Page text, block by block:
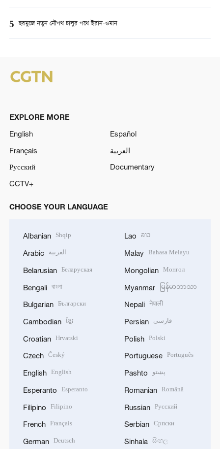
5 হরমুজে নতুন নৌপথ চালুর পথে ইরান-ওমান
EXPLORE MORE
English
Español
Français
العربية
Русский
Documentary
CCTV+
CHOOSE YOUR LANGUAGE
Albanian Shqip
Arabic العربية
Belarusian Беларуская
Bengali বাংলা
Bulgarian Български
Cambodian ខ្មែរ
Croatian Hrvatski
Czech Český
English English
Esperanto Esperanto
Filipino Filipino
French Français
German Deutsch
Lao ລາວ
Malay Bahasa Melayu
Mongolian Монгол
Myanmar မြန်မာဘာသာ
Nepali नेपाली
Persian فارسی
Polish Polski
Portuguese Português
Pashto پښتو
Romanian Română
Russian Русский
Serbian Српски
Sinhala සිංහල